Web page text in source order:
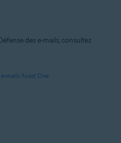
des e-mails, consultez
mails Avast One